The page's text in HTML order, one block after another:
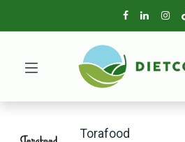
Torafood